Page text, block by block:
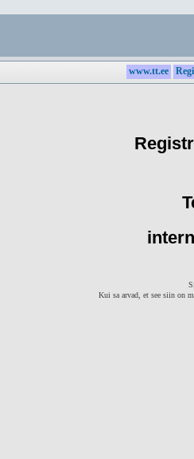
www.tt.ee
Kui sa arvad, et see siin on